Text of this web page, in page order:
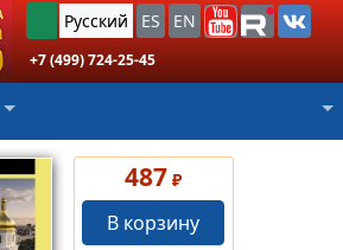
Русский ES EN
+7 (499) 724-25-45
487 ₽
В корзину